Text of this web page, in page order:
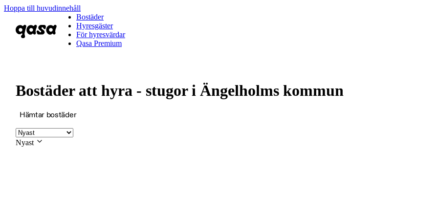
Hoppa till huvudinnehåll
Bostäder
Hyresgäster
För hyresvärdar
Qasa Premium
Bostäder att hyra - stugor i Ängelholms kommun
Hämtar bostäder
Nyast